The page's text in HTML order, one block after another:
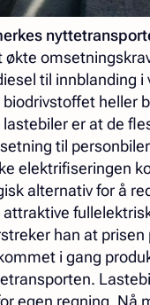
økte
til innblanding
heller
er at de
til
elektrifiseringen
alternativ for å
han at
i gang
egen regning. Nå